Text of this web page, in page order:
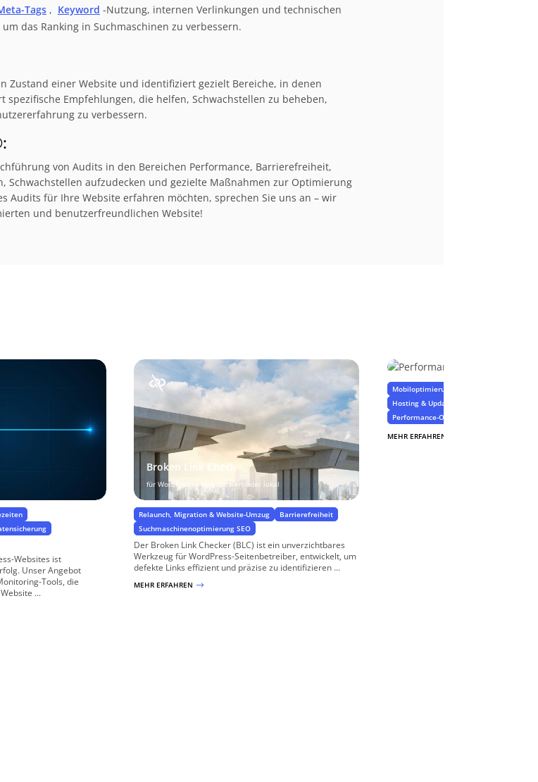
Tags , Keyword -Nutzung, internen Verlinkungen und technischen
das Ranking in Suchmaschinen zu verbessern.
Zustand einer Website und identifiziert gezielt Bereiche, in denen
spezifische Empfehlungen, die helfen, Schwachstellen zu beheben,
zu verbessern.
von Audits in den Bereichen Performance, Barrierefreiheit,
Schwachstellen aufzudecken und gezielte Maßnahmen zur Optimierung
Audits für Ihre Website erfahren möchten, sprechen Sie uns an – wir
und benutzerfreundlichen Website!
Websites ist
Unser Angebot
Tools, die
...
Broken Link Check
für WordPress – cloudbasiert oder lokal
Relaunch, Migration & Website-Umzug
Barrierefreiheit
Suchmaschinenoptimierung SEO
Der Broken Link Checker (BLC) ist ein unverzichtbares
Werkzeug für WordPress-Seitenbetreiber, entwickelt, um
defekte Links effizient und präzise zu identifizieren ...
MEHR ERFAHREN $
Mobiloptimierung & Usability
Hosting & Updates, BackUps &
Performance-Optimierung & Ladezeiten
MEHR ERFAHREN